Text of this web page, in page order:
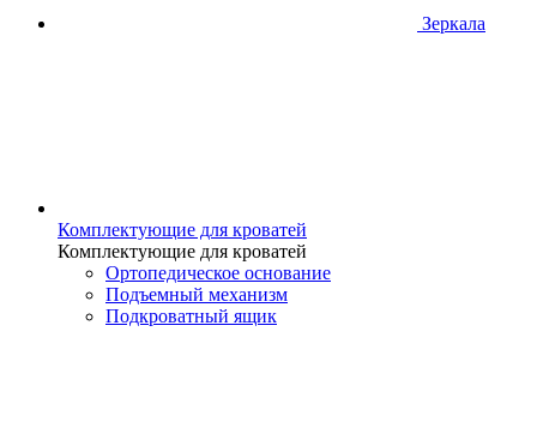
Зеркала
Комплектующие для кроватей
Комплектующие для кроватей
Ортопедическое основание
Подъемный механизм
Подкроватный ящик